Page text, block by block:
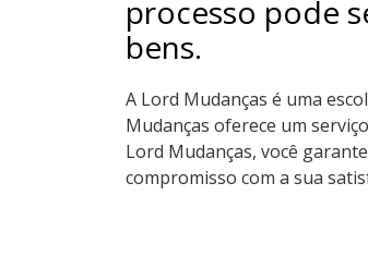
processo pode
bens.
A Lord Mudanças é uma
Mudanças oferece um
Lord Mudanças, você
compromisso com a sua